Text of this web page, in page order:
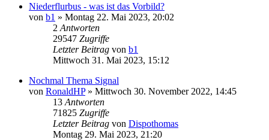
Niederflurbus - was ist das Vorbild?
von b1 » Montag 22. Mai 2023, 20:02
2 Antworten
29547 Zugriffe
Letzter Beitrag von b1
Mittwoch 31. Mai 2023, 15:12
Nochmal Thema Signal
von RonaldHP» Mittwoch 30. November 2022, 14:45
13 Antworten
71825 Zugriffe
Letzter Beitrag von Dispothomas
Montag 29. Mai 2023, 21:20